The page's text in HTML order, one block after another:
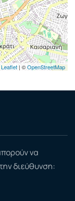
Leaflet | ©OpenStreetMap
να
διεύθυνση: